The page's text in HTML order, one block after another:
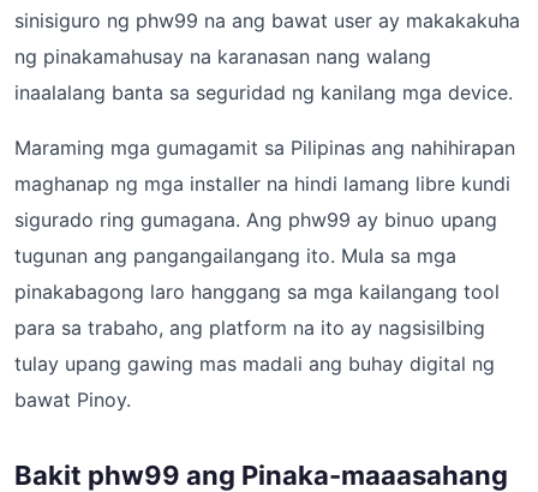
sinisiguro ng phw99 na ang bawat user ay makakakuha
ng pinakamahusay na karanasan nang walang
inaalalang banta sa seguridad ng kanilang mga device.
Maraming mga gumagamit sa Pilipinas ang nahihirapan
maghanap ng mga installer na hindi lamang libre kundi
sigurado ring gumagana. Ang phw99 ay binuo upang
tugunan ang pangangailangang ito. Mula sa mga
pinakabagong laro hanggang sa mga kailangang tool
para sa trabaho, ang platform na ito ay nagsisilbing
tulay upang gawing mas madali ang buhay digital ng
bawat Pinoy.
Bakit phw99 ang Pinaka-maaasahang